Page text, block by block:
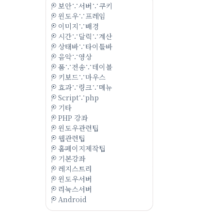
보안∵서버∵쿠키
윈도우∵프레임
이미지∵배경
시간∵달력∵계산
상태바∵타이틀바
음악∵영상
폼∵전송∵테이블
키보드∵마우스
효과∵링크∵메뉴
Script∵php
기타
PHP 강좌
윈도우관련팁
웹관련팁
홈페이지제작팁
기본강좌
레지스트리
윈도우서버
리눅스서버
Android